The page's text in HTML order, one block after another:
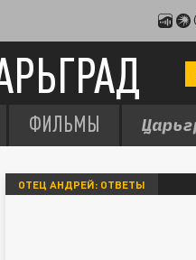
ФИЛЬМЫ
ОТЕЦ АНДРЕЙ: ОТВЕТЫ